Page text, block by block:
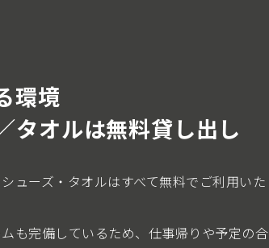
環境
タオルは無料貸し出し
ューズ・タオルはすべて無料でご利用いた
も完備しているため、仕事帰りや予定の合